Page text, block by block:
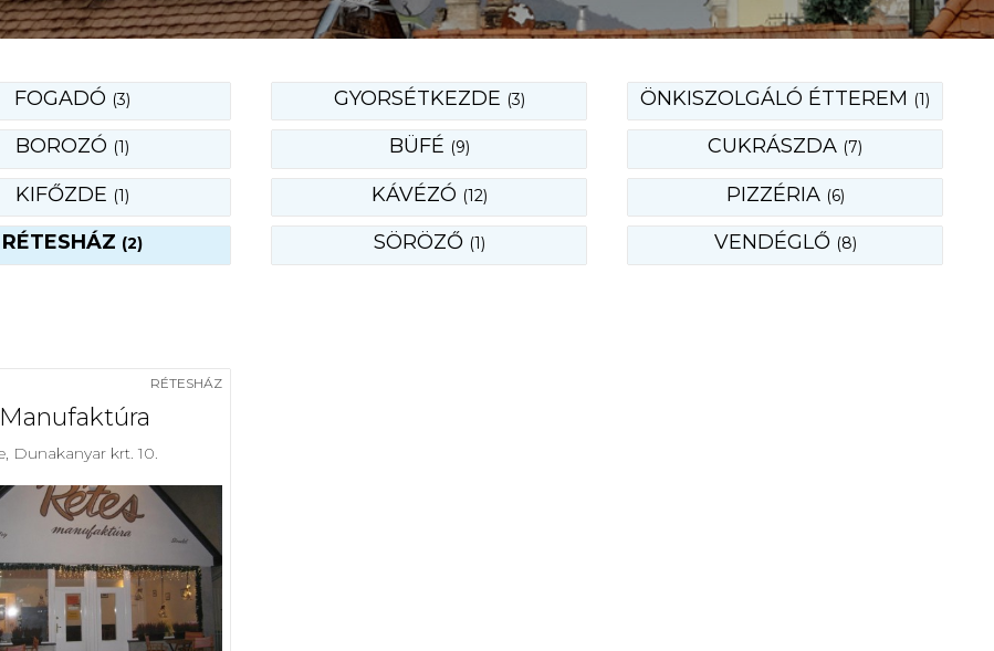
FOGADÓ (3) GYORSÉTKEZDE (3) ÖNKISZOLGÁLÓ ÉTTEREM (1)
BOROZÓ (1) BÜFÉ (9) CUKRÁSZDA (7)
KIFŐZDE (1) KÁVÉZÓ (12) PIZZÉRIA (6)
RÉTESHÁZ (2) SÖRÖZŐ (1) VENDÉGLŐ (8)
RÉTESHÁZ
Dunakanyar krt. 10.